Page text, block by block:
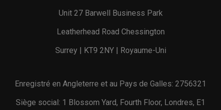
Unit 27 Barwell Business Park
Leatherhead Road Chessington
Surrey | KT9 2NY | Royaume-Uni
Enregistré en Angleterre et au Pays de Galles: 2756321
Siège social: 1 Blossom Yard, Fourth Floor, Londres, E1